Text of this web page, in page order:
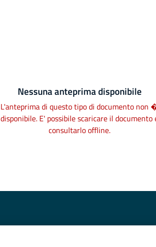
Nessuna anteprima disponibile
L'anteprima di questo tipo di documento non
disponibile. E' possibile scaricare il documento
consultarlo offline.